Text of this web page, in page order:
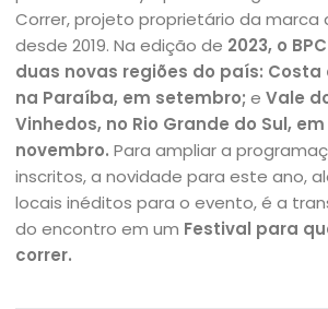
Correr, projeto proprietário da marca
desde 2019. Na edição de 2023, o
duas novas regiões do país: Costa
na Paraíba, em setembro; e Vale
Vinhedos, no Rio Grande do Sul, em
novembro. Para ampliar a
inscritos, a novidade para este ano,
locais inéditos para o evento, é a
do encontro em um Festival para
correr.